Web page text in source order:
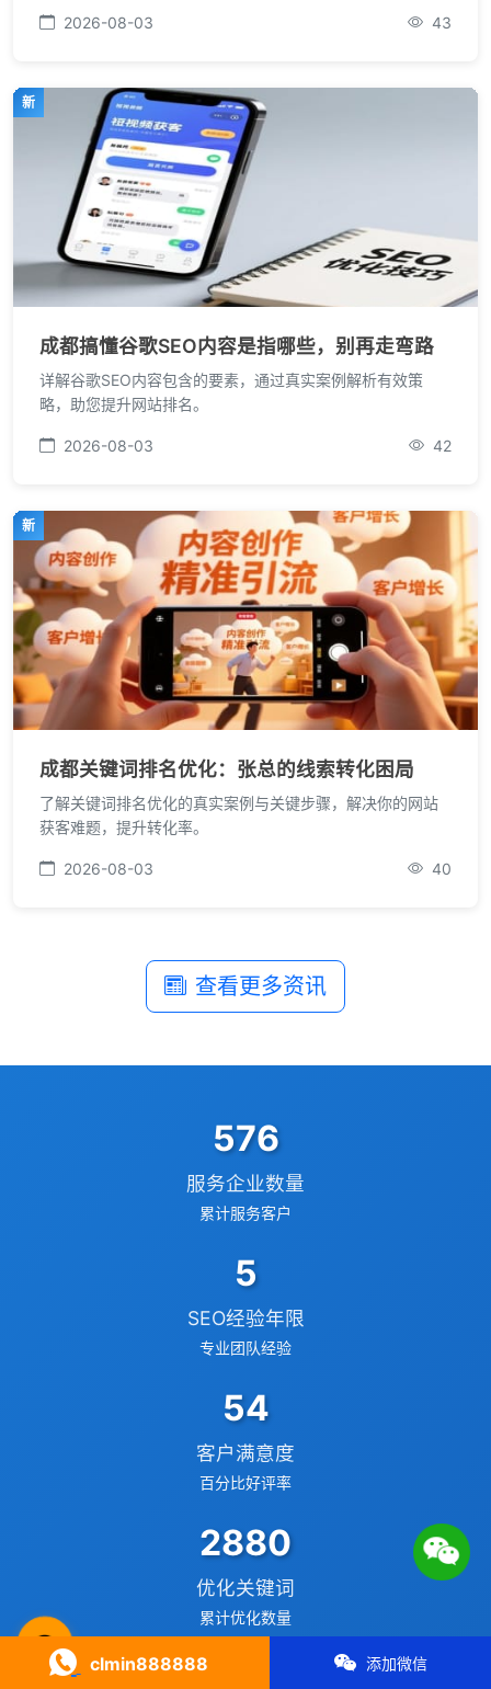
2026-08-03 43
新
成都搞懂谷歌SEO内容是指哪些，别再走弯路
详解谷歌SEO内容包含的要素，通过真实案例解析有效策
略，助您提升网站排名。
2026-08-03 42
新
成都关键词排名优化：张总的线索转化困局
了解关键词排名优化的真实案例与关键步骤，解决你的网站
获客难题，提升转化率。
2026-08-03 40
查看更多资讯
1000
服务企业数量
累计服务客户
10
SEO经验年限
专业团队经验
95
客户满意度
百分比好评率
5000
优化关键词
累计优化数量
clmin888888 添加微信
🔍 SEO优化